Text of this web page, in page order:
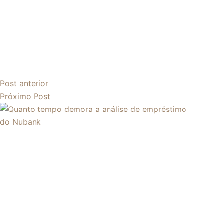
Post anterior
Próximo Post